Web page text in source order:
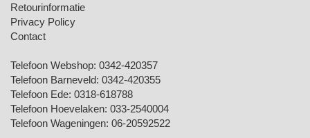
Retourinformatie
Privacy Policy
Contact
Telefoon Webshop: 0342-420357
Telefoon Barneveld: 0342-420355
Telefoon Ede: 0318-618788
Telefoon Hoevelaken: 033-2540004
Telefoon Wageningen: 06-20592522